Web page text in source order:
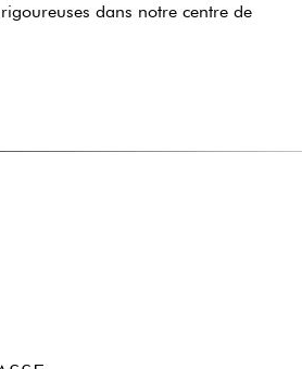
dans notre centre de